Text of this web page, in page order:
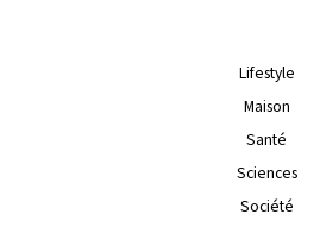
Lifestyle
Maison
Santé
Sciences
Société